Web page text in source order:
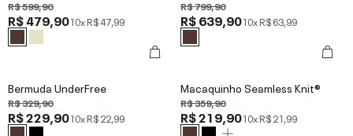
R$ 599,90
R$ 479,9010xR$ 47,99
R$ 799,90
R$ 639,9010xR$ 63,99
Bermuda UnderFree
R$ 329,90
R$ 229,9010xR$ 22,99
Macaquinho Seamless Knit®
R$ 359,90
R$ 219,9010xR$ 21,99